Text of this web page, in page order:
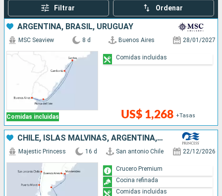
Filtrar Ordenar
ARGENTINA, BRASIL, URUGUAY
Comidas incluidas
MSC Seaview 8 d Buenos Aires 28/01/2027
US$ 1,268 +Tasas
Comidas incluidas
CHILE, ISLAS MALVINAS, ARGENTINA, URUGUAY
Majestic Princess 16 d San antonio Chile 22/12/2026
Crucero Premium
Cocina refinada
Comidas incluidas